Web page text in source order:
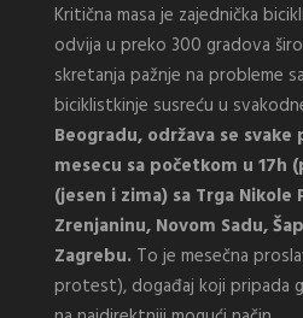
Kritična masa je zajednička
odvija u preko 300 gradova
skretanja pažnje na probleme
biciklistkinje susreću u
Beogradu, održava se
mesecu sa početkom u 17h
(jesen i zima) sa Trga Nikole
Zrenjaninu, Novom Sadu,
Zagrebu. To je mesečna
protest), događaj koji pripada